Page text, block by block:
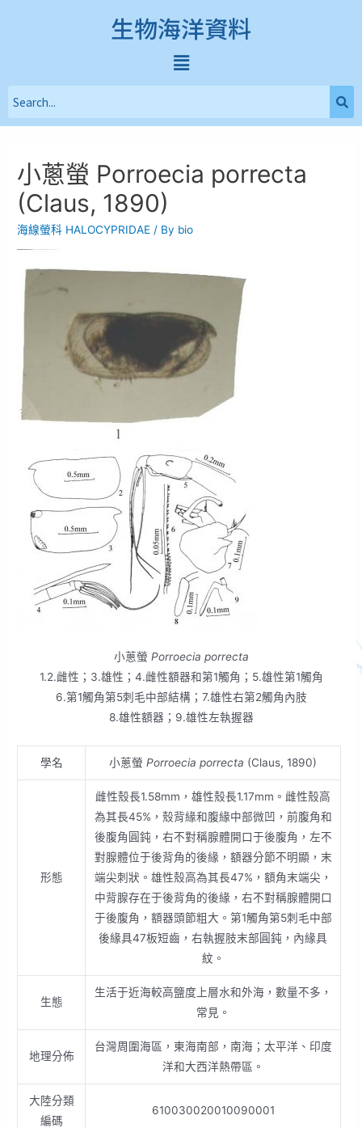
生物海洋資料
小蔥螢 Porroecia porrecta
(Claus, 1890)
海線螢科 HALOCYPRIDAE / By bio
小蔥螢 Porroecia porrecta
1.2.雌性；3.雄性；4.雌性額器和第1觸角；5.雄性第1觸角
6.第1觸角第5刺毛中部結構；7.雄性右第2觸角內肢
8.雄性額器；9.雄性左執握器
學名 小蔥螢Porroecia porrecta (Claus, 1890)
形態
雌性殼長1.58mm，雄性殼長1.17mm。雌性殼高
為其長45%，殼背緣和腹緣中部微凹，前腹角和
後腹角圓鈍，右不對稱腺體開口于後腹角，左不
對腺體位于後背角的後緣，額器分節不明顯，末
端尖刺狀。雄性殼高為其長47%，額角末端尖，
中背腺存在于後背角的後緣，右不對稱腺體開口
于後腹角，額器頭節粗大。第1觸角第5刺毛中部
後緣具47板短齒，右執握肢末部圓鈍，內緣具
紋。
生態
生活于近海較高鹽度上層水和外海，數量不多，
常見。
地理分佈
台灣周圍海區，東海南部，南海；太平洋、印度
洋和大西洋熱帶區。
大陸分類
編碼
610030020010090001